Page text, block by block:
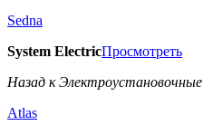
Sedna
System ElectricПросмотреть
Назад к Электроустановочные
Atlas